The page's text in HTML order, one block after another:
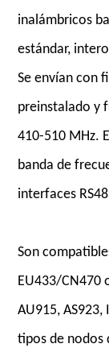
inalámbricos
estándar,
Se envían con
preinstalado y
410-510 MHz.
banda de
interfaces
Son
EU433/CN470
AU915,
tipos de nodos